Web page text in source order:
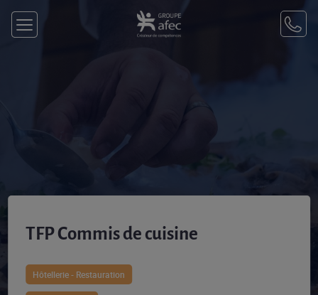
TFP Commis de cuisine
Hôtellerie - Restauration